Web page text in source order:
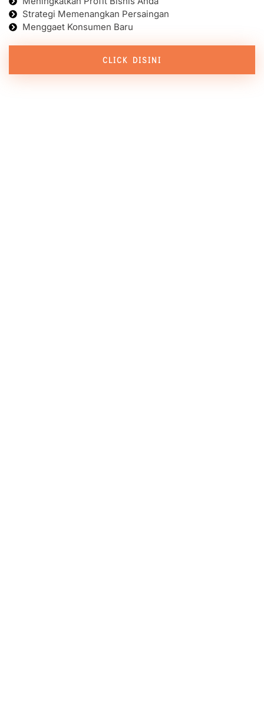
Strategi Memenangkan Persaingan
Menggaet Konsumen Baru
CLICK DISINI